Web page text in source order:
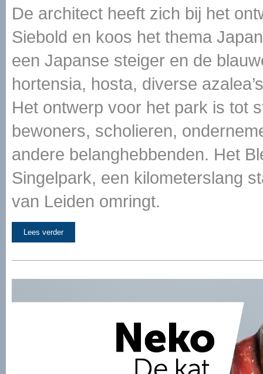
De architect heeft zich bij het
Siebold en koos het thema
een Japanse steiger en de
hortensia, hosta, diverse
Het ontwerp voor het park is tot
bewoners, scholieren,
andere belanghebbenden. Het
Singelpark, een kilometerslang
van Leiden omringt.
Lees verder